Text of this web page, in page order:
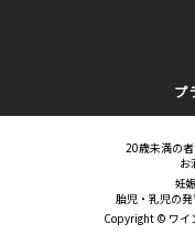
プ
20歳未満の者
お
妊
胎児・乳児の発
Copyright © ワイ